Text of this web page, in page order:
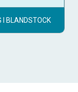
I BLANDSTOCK